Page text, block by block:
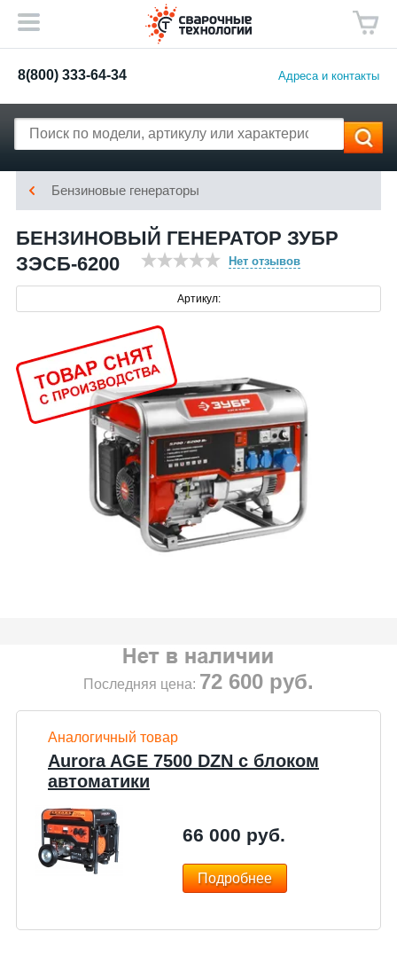
8(800) 333-64-34 Адреса и контакты
Бензиновые генераторы
БЕНЗИНОВЫЙ ГЕНЕРАТОР ЗУБР
ЗЭСБ-6200
Нет отзывов
Артикул:
Последняя цена: 72 600 руб.
Аналогичный товар
Aurora AGE 7500 DZN с блоком
автоматики
66 000 руб.
Подробнее